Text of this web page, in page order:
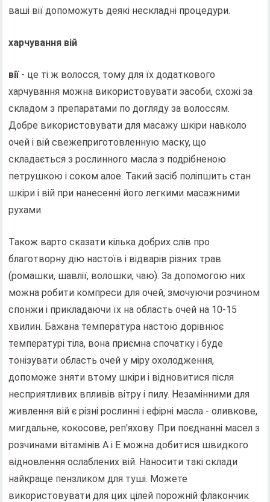
ваші вії допоможуть деякі нескладні процедури.
харчування вій
вії- це ті ж волосся, тому для їх додаткового
харчування можна використовувати засоби, схожі за
складом з препаратами по догляду за волоссям.
Добре використовувати для масажу шкіри навколо
очей і вій свежеприготовленную маску, що
складається з рослинного масла з подрібненою
петрушкою і соком алое. Такий засіб поліпшить стан
шкіри і вій при нанесенні його легкими масажними
рухами.
Також варто сказати кілька добрих слів про
благотворну дію настоїв і відварів різних трав
(ромашки, шавлії, волошки, чаю). За допомогою них
можна робити компреси для очей, змочуючи розчином
спонжи і прикладаючи їх на область очей на 10-15
хвилин. Бажана температура настою дорівнює
температурі тіла, вона приємна спочатку і буде
тонізувати область очей у міру охолодження,
допоможе зняти втому шкіри і відновитися після
несприятливих впливів вітру і пилу. Незамінними для
живлення вій є різні рослинні і ефірні масла - оливкове,
мигдальне, кокосове, реп'яхову. При поєднанні масел з
розчинами вітамінів А і Е можна добитися швидкого
відновлення ослаблених вій. Наносити такі склади
найкраще пензликом для туші. Можете
використовувати для цих цілей порожній флакончик